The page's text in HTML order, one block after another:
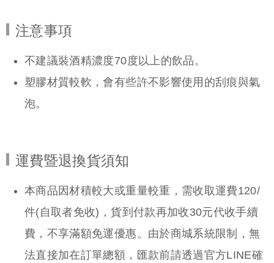
注意事項
不建議裝酒精濃度70度以上的飲品。
塑膠材質較軟，會有些許不影響使用的刮痕與氣
泡。
運費暨退換貨須知
本商品